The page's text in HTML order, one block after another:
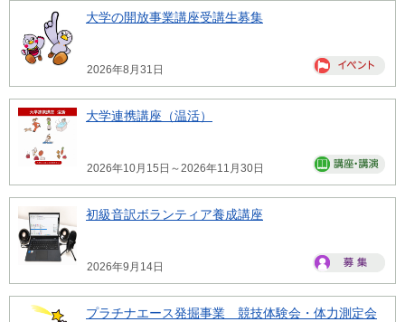
大学の開放事業講座受講生募集
2026年8月31日
大学連携講座（温活）
2026年10月15日～2026年11月30日
初級音訳ボランティア養成講座
2026年9月14日
プラチナエース発掘事業 競技体験会・体力測定会